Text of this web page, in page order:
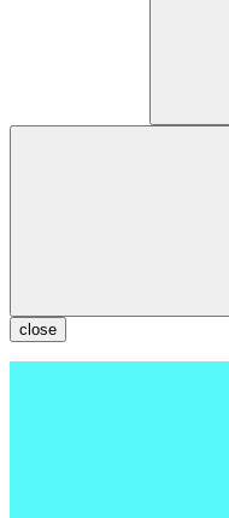
close